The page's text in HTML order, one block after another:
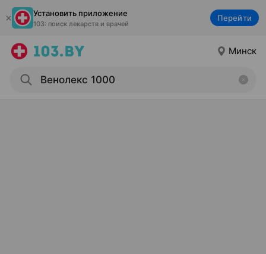
Установить приложение
103: поиск лекарств и врачей
Перейти
Минск